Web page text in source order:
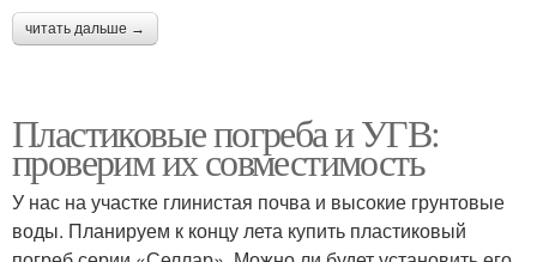
читать дальше →
Пластиковые погреба и УГВ:
проверим их совместимость
У нас на участке глинистая почва и высокие грунтовые
воды. Планируем к концу лета купить пластиковый